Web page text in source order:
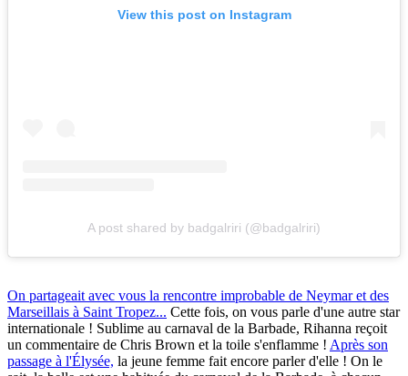
View this post on Instagram
A post shared by badgalriri (@badgalriri)
On partageait avec vous la rencontre improbable de Neymar et des
Marseillais à Saint Tropez... Cette fois, on vous parle d'une autre star
internationale ! Sublime au carnaval de la Barbade, Rihanna reçoit
un commentaire de Chris Brown et la toile s'enflamme ! Après son
passage à l'Élysée, la jeune femme fait encore parler d'elle ! On le